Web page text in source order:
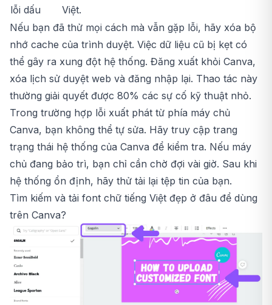
lỗi dấu
Việt.
Nếu bạn đã thử mọi cách mà vẫn gặp lỗi, hãy xóa bộ
nhớ cache của trình duyệt. Việc dữ liệu cũ bị kẹt có
thể gây ra xung đột hệ thống. Đăng xuất khỏi Canva,
xóa lịch sử duyệt web và đăng nhập lại. Thao tác này
thường giải quyết được 80% các sự cố kỹ thuật nhỏ.
Trong trường hợp lỗi xuất phát từ phía máy chủ
Canva, bạn không thể tự sửa. Hãy truy cập trang
trạng thái hệ thống của Canva để kiểm tra. Nếu máy
chủ đang bảo trì, bạn chỉ cần chờ đợi vài giờ. Sau khi
hệ thống ổn định, hãy thử tải lại tệp tin của bạn.
Tìm kiếm và tải font chữ tiếng Việt đẹp ở đâu để dùng
trên Canva?